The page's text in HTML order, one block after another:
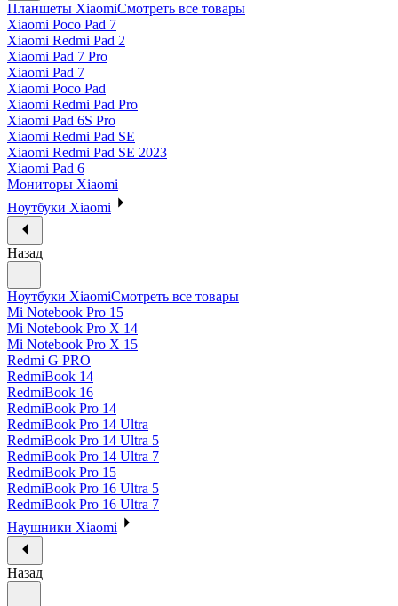
Планшеты XiaomiСмотреть все товары
Xiaomi Poco Pad 7
Xiaomi Redmi Pad 2
Xiaomi Pad 7 Pro
Xiaomi Pad 7
Xiaomi Poco Pad
Xiaomi Redmi Pad Pro
Xiaomi Pad 6S Pro
Xiaomi Redmi Pad SE
Xiaomi Redmi Pad SE 2023
Xiaomi Pad 6
Мониторы Xiaomi
Ноутбуки Xiaomi
Назад
Ноутбуки XiaomiСмотреть все товары
Mi Notebook Pro 15
Mi Notebook Pro X 14
Mi Notebook Pro X 15
Redmi G PRO
RedmiBook 14
RedmiBook 16
RedmiBook Pro 14
RedmiBook Pro 14 Ultra
RedmiBook Pro 14 Ultra 5
RedmiBook Pro 14 Ultra 7
RedmiBook Pro 15
RedmiBook Pro 16 Ultra 5
RedmiBook Pro 16 Ultra 7
Наушники Xiaomi
Назад